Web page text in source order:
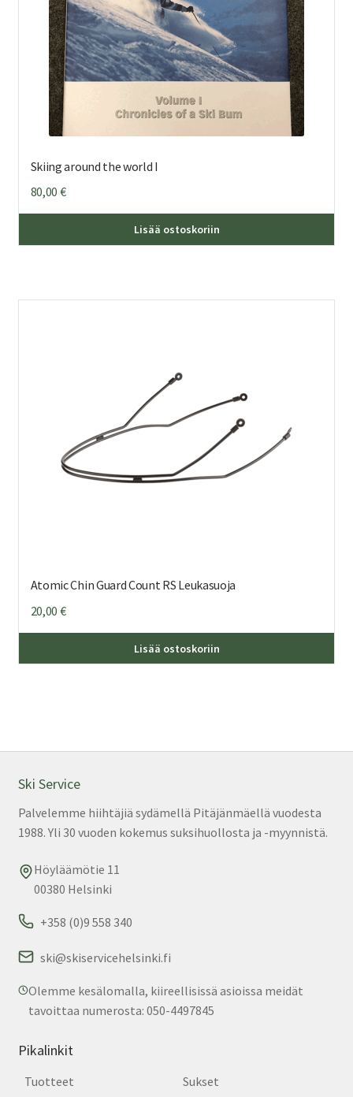
Skiing around the world I
80,00 €
Lisää ostoskoriin
Atomic Chin Guard Count RS Leukasuoja
20,00 €
Lisää ostoskoriin
Ski Service
Palvelemme hiihtäjiä sydämellä Pitäjänmäellä vuodesta
1988. Yli 30 vuoden kokemus suksihuollosta ja -myynnistä.
Höyläämötie 11
00380 Helsinki
+358 (0)9 558 340
ski@skiservicehelsinki.fi
Olemme kesälomalla, kiireellisissä asioissa meidät
tavoittaa numerosta: 050-4497845
Pikalinkit
Tuotteet
Sukset